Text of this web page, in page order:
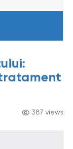
387 views